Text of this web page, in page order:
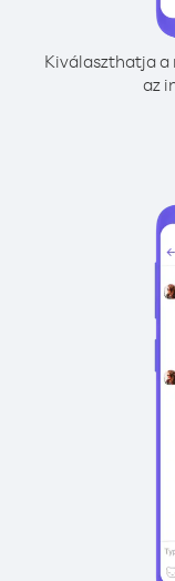
Kiválaszthatja
az